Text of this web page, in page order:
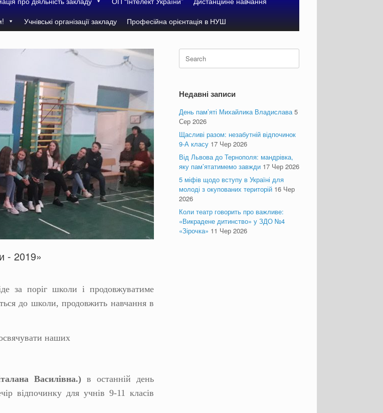
Учнівські організації закладу Професійна орієнтація в НУШ
- 2019»
за поріг школи і продовжуватиме
до школи, продовжить навчання в
наших
Василівна.) в останній день
відпочинку для учнів 9-11 класів
Search
for:
Недавні записи
День пам’яті Михайлика Владислава 5
Сер 2026
Щасливі разом: незабутній відпочинок
9-А класу 17 Чер 2026
Від Львова до Тернополя: мандрівка,
яку пам’ятатимемо завжди 17 Чер 2026
5 міфів щодо вступу в Україні для
молоді з окупованих територій 16 Чер
2026
Коли театр говорить про важливе:
«Викрадене дитинство» у ЗДО №4
«Зірочка» 11 Чер 2026